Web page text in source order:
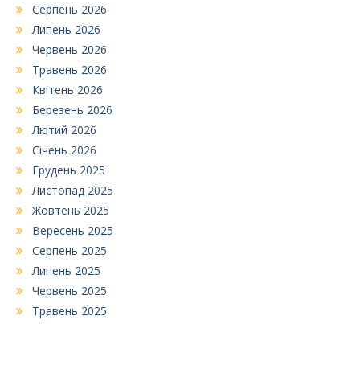
Серпень 2026
Липень 2026
Червень 2026
Травень 2026
Квітень 2026
Березень 2026
Лютий 2026
Січень 2026
Грудень 2025
Листопад 2025
Жовтень 2025
Вересень 2025
Серпень 2025
Липень 2025
Червень 2025
Травень 2025